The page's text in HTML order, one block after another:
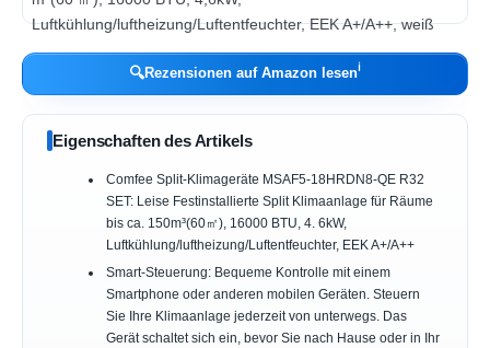
🔍Rezensionen auf Amazon lesenℹ︎
Eigenschaften des Artikels
Comfee Split-Klimageräte MSAF5-18HRDN8-QE R32
SET: Leise Festinstallierte Split Klimaanlage für Räume
bis ca. 150m³(60㎡), 16000 BTU, 4. 6kW,
Luftkühlung/luftheizung/Luftentfeuchter, EEK A+/A++
Smart-Steuerung: Bequeme Kontrolle mit einem
Smartphone oder anderen mobilen Geräten. Steuern
Sie Ihre Klimaanlage jederzeit von unterwegs. Das
Gerät schaltet sich ein, bevor Sie nach Hause oder in Ihr